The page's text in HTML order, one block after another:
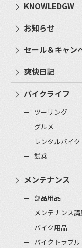
KNOWLEDGW
お知らせ
セール＆キャン
爽快日記
バイクライフ
ツーリング
グルメ
レンタルバイク
試乗
メンテナンス
部品用品
メンテナンス
バイク用品
バイクトラブル